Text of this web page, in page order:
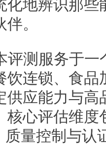
化地辨识那
。
评测服务于
饮连锁、食品
供应能力与
核心评估维
质量控制与认